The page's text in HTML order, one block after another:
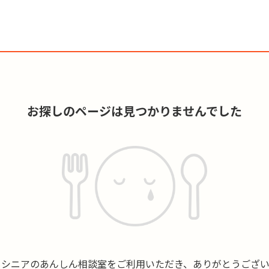
お探しのページは見つかりませんでした
ニアのあんしん相談室をご利用いただき、ありがとうござ